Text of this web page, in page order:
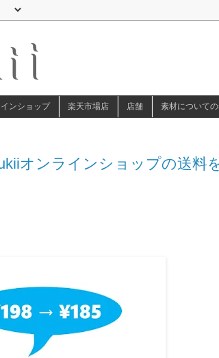
ンショップ 楽天市場店 店舗 素材についての
オンラインショップの送料